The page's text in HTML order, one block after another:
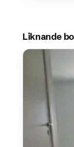
Liknande